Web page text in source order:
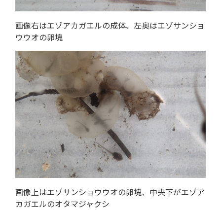
画像右はエゾアカガエルの成体、左奥はエゾサンショ
ウウオの卵塊
画像上はエゾサンショウウオの卵塊、中央下がエゾア
カガエルのオタマジャクシ